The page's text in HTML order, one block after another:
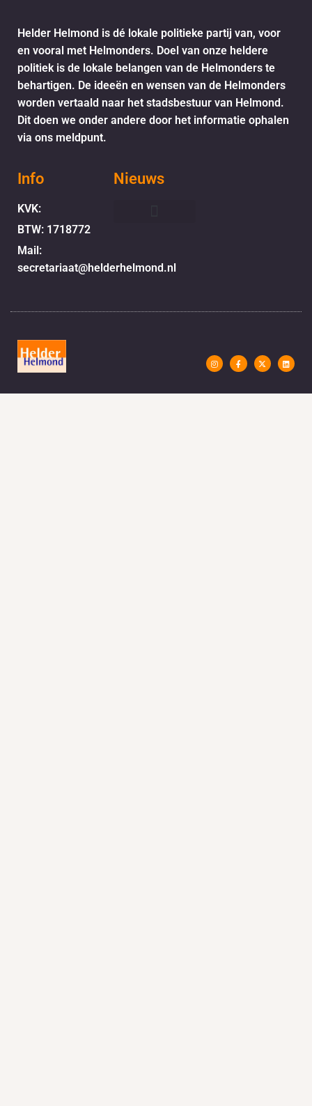
Helder Helmond is dé lokale politieke partij van, voor
en vooral met Helmonders. Doel van onze heldere
politiek is de lokale belangen van de Helmonders te
behartigen. De ideeën en wensen van de Helmonders
worden vertaald naar het stadsbestuur van Helmond.
Dit doen we onder andere door het informatie ophalen
via ons meldpunt.
Info
KVK:
BTW: 1718772
Mail:
secretariaat@helderhelmond.nl
Nieuws